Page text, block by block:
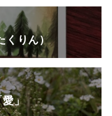
りん）
」